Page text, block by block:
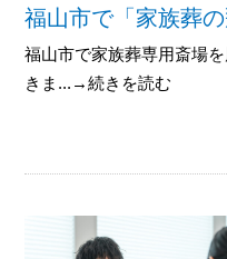
福山市で「家族葬
福山市で家族葬専用斎場
きま...→続きを読む